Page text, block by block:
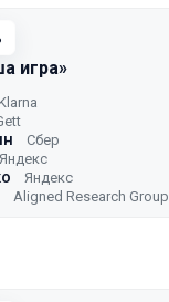
игра»
Сбер
Яндекс
Яндекс
Aligned Research Group